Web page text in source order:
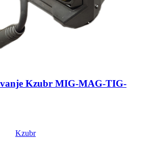
Kzubr MIG-MAG-TIG-
Kzubr